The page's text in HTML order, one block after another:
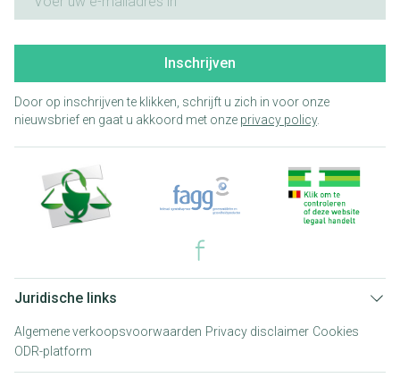
Inschrijven
Door op inschrijven te klikken, schrijft u zich in voor onze
nieuwsbrief en gaat u akkoord met onze privacy policy.
Juridische links
Algemene verkoopsvoorwaarden Privacy disclaimer Cookies
ODR-platform